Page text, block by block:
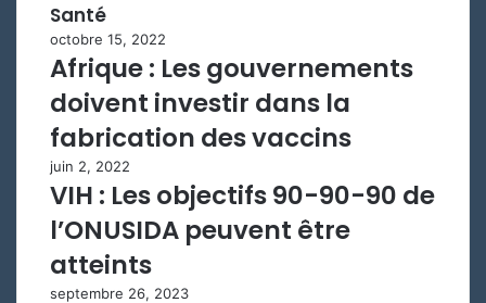
Santé
octobre 15, 2022
Afrique : Les gouvernements
doivent investir dans la
fabrication des vaccins
juin 2, 2022
VIH : Les objectifs 90-90-90 de
l’ONUSIDA peuvent être
atteints
septembre 26, 2023